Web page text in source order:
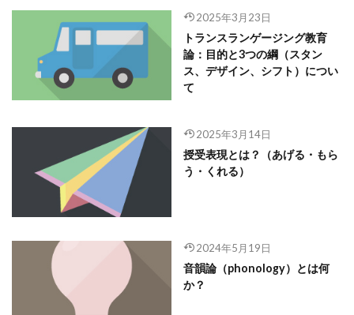
2025年3月23日
トランスランゲージング教育
論：目的と3つの綱（スタン
ス、デザイン、シフト）につい
て
2025年3月14日
授受表現とは？（あげる・もら
う・くれる）
2024年5月19日
音韻論（phonology）とは何
か？